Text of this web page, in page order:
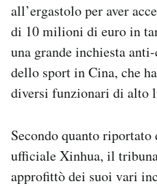
CALENDARIO
AREA PERSONALE
Area Personale
Newsletter
Regala il Post
Hai bisogno di aiuto?
Esci
all’ergastolo per aver
di 10 milioni di euro in
una grande inchiesta
dello sport in Cina, che
diversi funzionari di alto
Secondo quanto
ufficiale Xinhua, il
approfittò dei suoi vari